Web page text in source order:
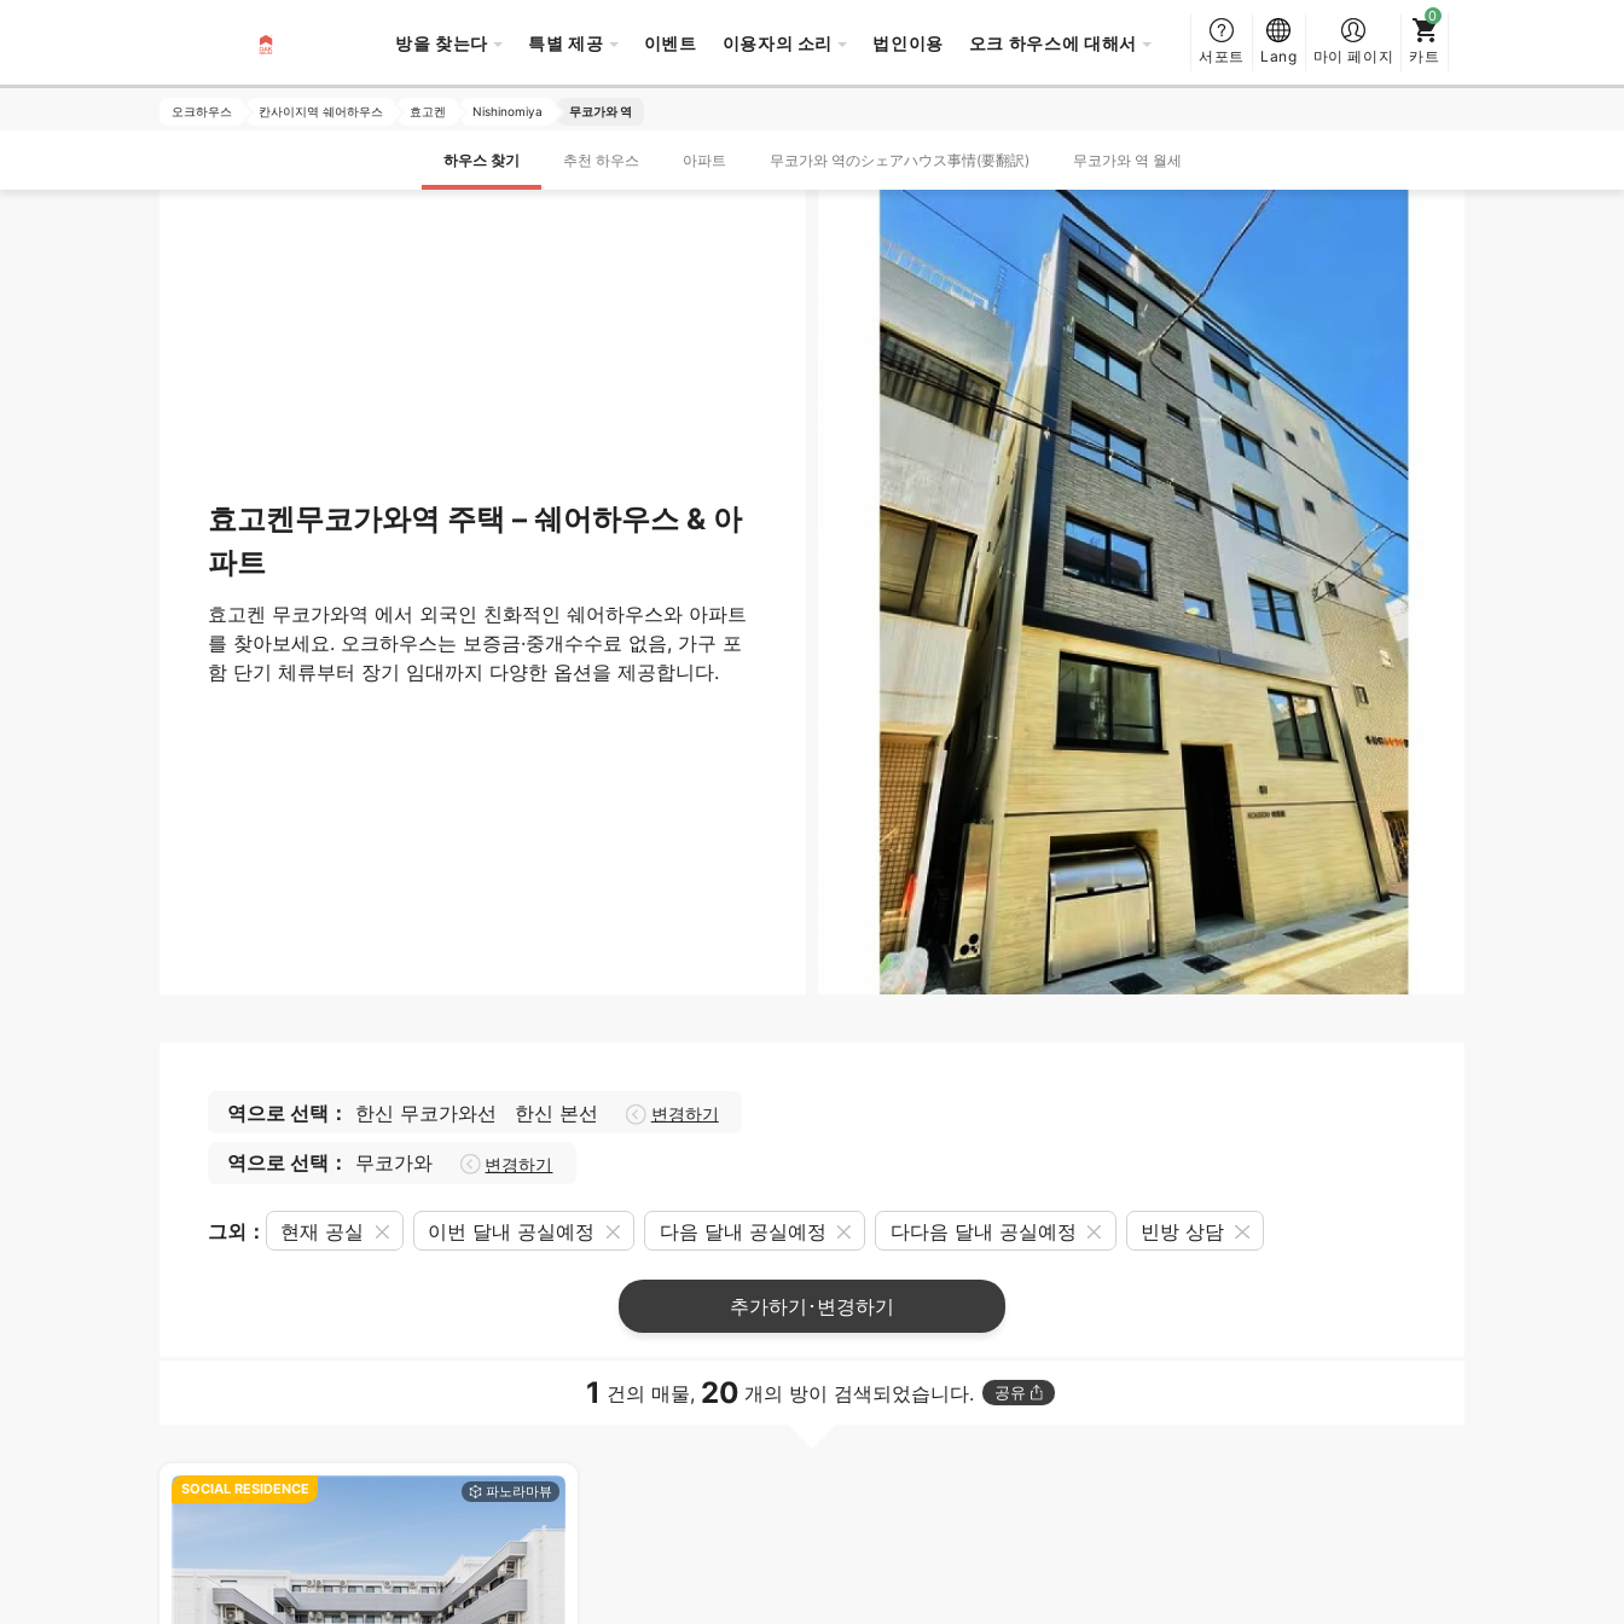
방을 찾는다 특별 제공 이벤트 이용자의 소리 법인이용 오크 하우스에 대해서
서포트 Lang 마이 페이지 카트
오크하우스 칸사이지역 쉐어하우스 효고켄 Nishinomiya 무코가와 역
하우스 찾기 추천 하우스 아파트 무코가와 역のシェアハウス事情(要翻訳) 무코가와 역 월세
효고켄무코가와역 주택 – 쉐어하우스 & 아
파트
효고켄 무코가와역 에서 외국인 친화적인 쉐어하우스와 아파트
를 찾아보세요. 오크하우스는 보증금·중개수수료 없음, 가구 포
함 단기 체류부터 장기 임대까지 다양한 옵션을 제공합니다.
역으로 선택： 한신 무코가와선 한신 본선 변경하기
역으로 선택： 무코가와 변경하기
그외： 현재 공실 이번 달내 공실예정 다음 달내 공실예정 다다음 달내 공실예정 빈방 상담
추가하기･변경하기
1 건의 매물, 20 개의 방이 검색되었습니다. 공유
SOCIAL RESIDENCE